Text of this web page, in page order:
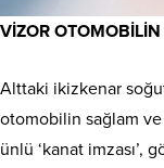
VİZOR
Alttaki ikizkenar
otomobilin sağlam ve
ünlü ‘kanat imzası’,